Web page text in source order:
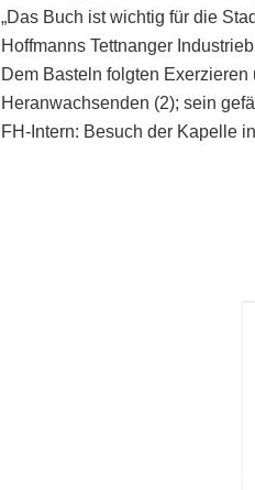
„Das Buch ist wichtig für die
Hoffmanns Tettnanger
Dem Basteln folgten
Heranwachsenden (2); sein
FH-Intern: Besuch der Kapelle